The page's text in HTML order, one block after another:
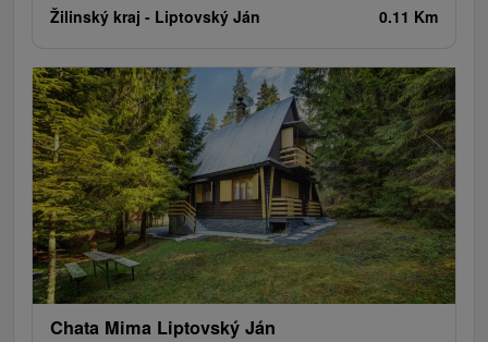
Žilinský kraj - Liptovský Ján 0.11 Km
Chata Mima Liptovský Ján